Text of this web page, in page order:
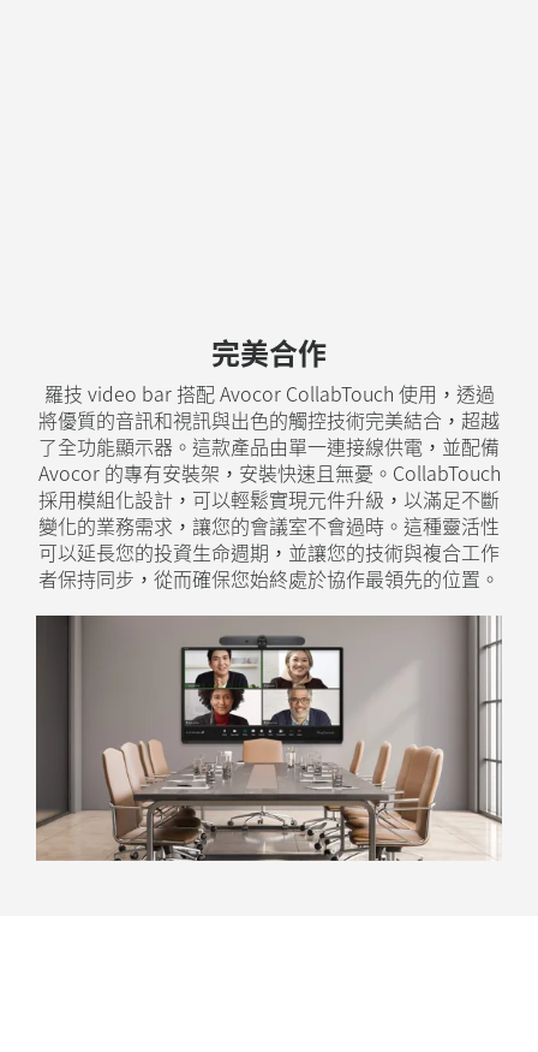
完美合作
羅技 video bar 搭配 Avocor CollabTouch 使用，透過
將優質的音訊和視訊與出色的觸控技術完美結合，超越
了全功能顯示器。這款產品由單一連接線供電，並配備
Avocor 的專有安裝架，安裝快速且無憂。CollabTouch
採用模組化設計，可以輕鬆實現元件升級，以滿足不斷
變化的業務需求，讓您的會議室不會過時。這種靈活性
可以延長您的投資生命週期，並讓您的技術與複合工作
者保持同步，從而確保您始終處於協作最領先的位置。